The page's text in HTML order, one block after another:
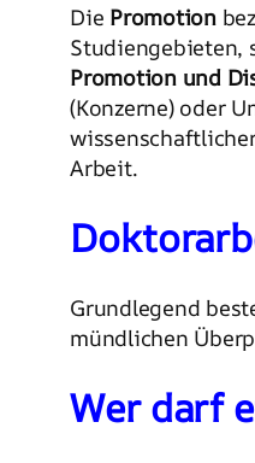
Die Promotion
Studiengebieten,
Promotion und
(Konzerne) oder
Arbeit.
Grundlegend
mündlichen
Wer darf